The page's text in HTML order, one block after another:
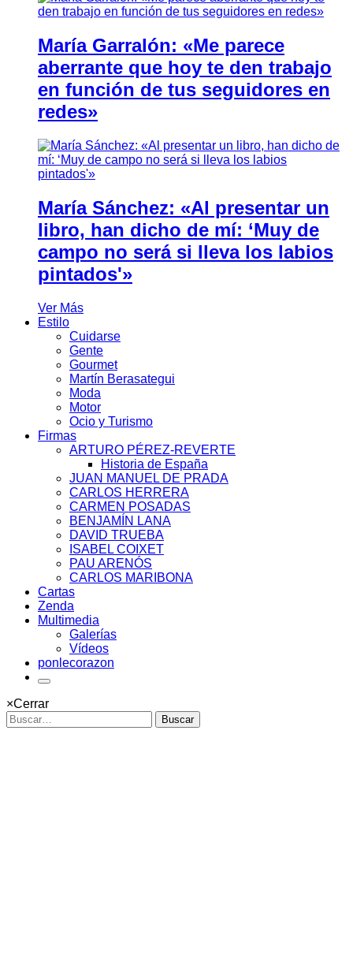
María Garralón: «Me parece
aberrante que hoy te den trabajo
en función de tus seguidores en
redes»
María Sánchez: «Al presentar un
libro, han dicho de mí: ‘Muy de
campo no será si lleva los labios
pintados'»
Ver Más
Estilo
Cuidarse
Gente
Gourmet
Martín Berasategui
Moda
Motor
Ocio y Turismo
Firmas
ARTURO PÉREZ-REVERTE
Historia de España
JUAN MANUEL DE PRADA
CARLOS HERRERA
CARMEN POSADAS
BENJAMÍN LANA
DAVID TRUEBA
ISABEL COIXET
PAU ARENÓS
CARLOS MARIBONA
Cartas
Zenda
Multimedia
Galerías
Vídeos
ponlecorazon
×Cerrar
Buscar